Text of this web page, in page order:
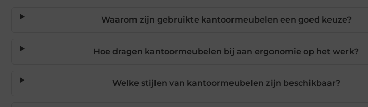
Waarom zijn gebruikte kantoormeubelen een goed keuze?
Hoe dragen kantoormeubelen bij aan ergonomie op het werk?
Welke stijlen van kantoormeubelen zijn beschikbaar?